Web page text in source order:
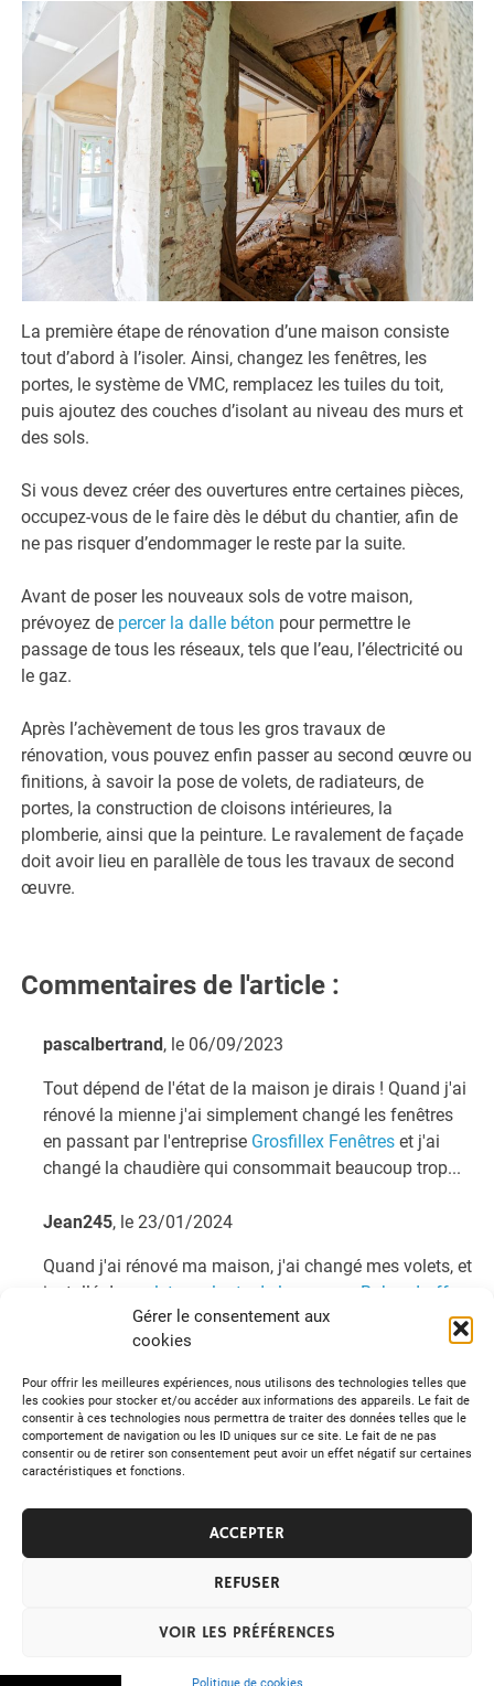
Gérer le consentement aux
cookies
Pour offrir les meilleures expériences, nous utilisons des technologies telles que
les cookies pour stocker et/ou accéder aux informations des appareils. Le fait de
consentir à ces technologies nous permettra de traiter des données telles que le
comportement de navigation ou les ID uniques sur ce site. Le fait de ne pas
consentir ou de retirer son consentement peut avoir un effet négatif sur certaines
caractéristiques et fonctions.
ACCEPTER
REFUSER
VOIR LES PRÉFÉRENCES
La première étape de rénovation d’une maison consiste
tout d’abord à l’isoler. Ainsi, changez les fenêtres, les
portes, le système de VMC, remplacez les tuiles du toit,
puis ajoutez des couches d’isolant au niveau des murs et
des sols.
Si vous devez créer des ouvertures entre certaines pièces,
occupez-vous de le faire dès le début du chantier, afin de
ne pas risquer d’endommager le reste par la suite.
Avant de poser les nouveaux sols de votre maison,
prévoyez de percer la dalle béton pour permettre le
passage de tous les réseaux, tels que l’eau, l’électricité ou
le gaz.
Après l’achèvement de tous les gros travaux de
rénovation, vous pouvez enfin passer au second œuvre ou
finitions, à savoir la pose de volets, de radiateurs, de
portes, la construction de cloisons intérieures, la
plomberie, ainsi que la peinture. Le ravalement de façade
doit avoir lieu en parallèle de tous les travaux de second
œuvre.
Commentaires de l'article :
pascalbertrand , le 06/09/2023
Tout dépend de l'état de la maison je dirais ! Quand j'ai
rénové la mienne j'ai simplement changé les fenêtres
en passant par l'entreprise Grosfillex Fenêtres et j'ai
changé la chaudière qui consommait beaucoup trop...
Jean245, le 23/01/2024
Quand j'ai rénové ma maison, j'ai changé mes volets, et
installé des
volets roulants de la marque Bubendorff
Ca a permis d'avoir une meilleure isolation thermique.
Tweetez Partagez Épingle
Maison & travaux
Navigation
de
« Quels aménagements valorisent un bien immobilier ?
Comment choisir un bon whisky ? »
© 2026 RM Journal